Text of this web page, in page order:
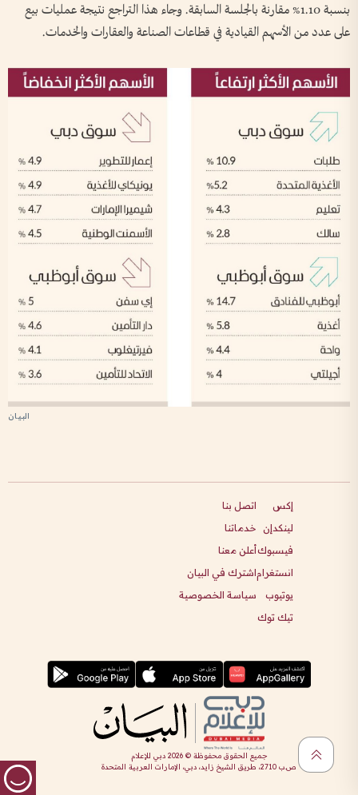
بنسبة 1.10% مقارنة بالجلسة السابقة. وجاء هذا التراجع نتيجة عمليات بيع
على عدد من الأسهم القيادية في قطاعات الصناعة والعقارات والخدمات.
إكس
لينكدإن
فيسبوك
انستغرام
يوتيوب
تيك توك
اتصل بنا
خدماتنا
أعلن معنا
اشترك في البيان
سياسة الخصوصية
جميع الحقوق محفوظة ©2026 دبي للإعلام
ص.ب 2710، طريق الشيخ زايد، دبي، الإمارات العربية المتحدة